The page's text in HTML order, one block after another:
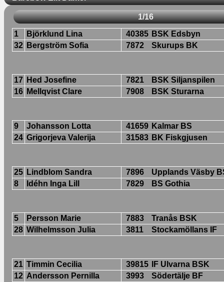
1/16
1 Björklund Lina 40385 BSK Edsbyn
32 Bergström Sofia 7872 Skurups BK
17 Hed Josefine 7821
BSK Siljanspilen
16 Mellqvist Clare 7908 BSK Sturarna
9 Johansson Lotta 41659 Kalmar BS
24 Grigorjeva Valerija 31583 BK Fiskgjusen
25 Lindblom Sandra 7896
Upplands Väsby
8
Idéhn Inga Lill 7829 BS Gothia
5 Persson Marie 7883
Tranås BSK
28 Wilhelmsson Julia 3811 Stockamöllans IF
21 Timmin Cecilia 39815
IF Ulvarna BSK
12 Andersson Pernilla 3993 Södertälje BF